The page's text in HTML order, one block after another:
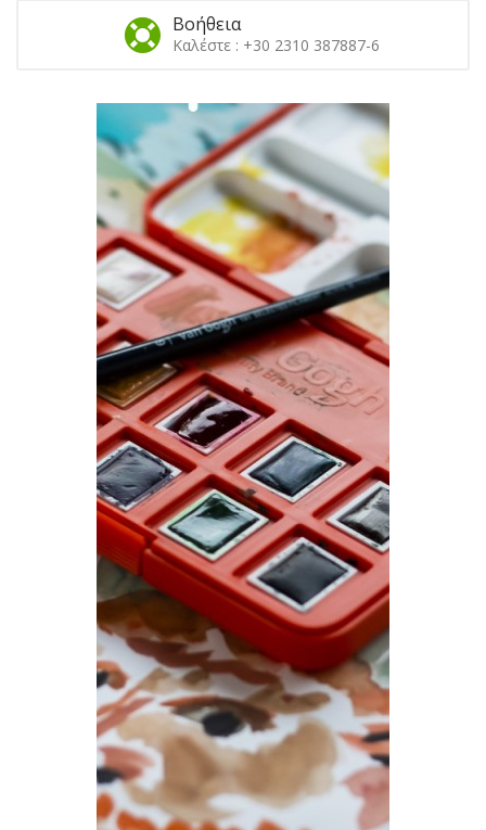
Βοήθεια
Καλέστε : +30 2310 387887-6